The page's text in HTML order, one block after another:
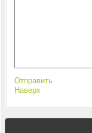
Отправить
Наверх